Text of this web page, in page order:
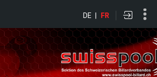
DE | FR